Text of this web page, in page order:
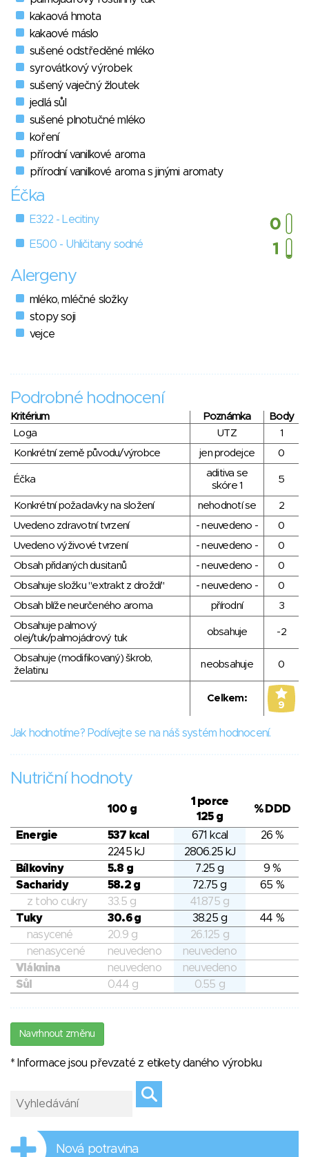
kakaová hmota
kakaové máslo
sušené odstředěné mléko
syrovátkový výrobek
sušený vaječný žloutek
jedlá sůl
sušené plnotučné mléko
koření
přírodní vanilkové aroma
přírodní vanilkové aroma s jinými aromaty
Éčka
E322 - Lecitiny
E500 - Uhličitany sodné
Alergeny
mléko, mléčné složky
stopy soji
vejce
Podrobné hodnocení
Kritérium Poznámka
Body
Loga
UTZ
1
Konkrétní země původu/výrobce
jen prodejce 0
Éčka
aditiva se
skóre 1
5
Konkrétní požadavky na složení nehodnotí se
2
Uvedeno zdravotní tvrzení
- neuvedeno -
0
Uvedeno výživové tvrzení
- neuvedeno -
0
Obsah přidaných dusitanů
- neuvedeno -
0
Obsahuje složku "extrakt z droždí"
- neuvedeno -
0
Obsah blíže neurčeného aroma
přírodní
3
Obsahuje palmový
olej/tuk/palmojádrový tuk
obsahuje -2
Obsahuje (modifikovaný) škrob,
želatinu
neobsahuje 0
Celkem:
9
Jak hodnotíme? Podívejte se na náš systém hodnocení.
Nutriční hodnoty
100 g
1 porce
125 g
% DDD
Energie 537 kcal 671 kcal
26 %
2245 kJ
2806.25 kJ
Bílkoviny
5.8 g 7.25 g
9 %
Sacharidy
58.2 g 72.75 g
65 %
z toho cukry
33.5 g
41.875 g
Tuky
30.6 g 38.25 g
44 %
nasycené
20.9 g
26.125 g
nenasycené
neuvedeno
neuvedeno
Vláknina
neuvedeno
neuvedeno
Sůl
0.44 g 0.55 g
Navrhnout změnu
* Informace jsou převzaté z etikety daného výrobku
Nová potravina